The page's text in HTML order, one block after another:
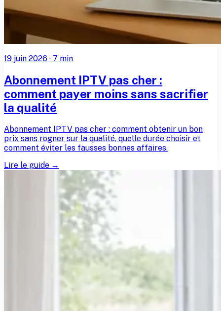
19 juin 2026 · 7 min
Abonnement IPTV pas cher :
comment payer moins sans sacrifier
la qualité
Abonnement IPTV pas cher : comment obtenir un bon
prix sans rogner sur la qualité, quelle durée choisir et
comment éviter les fausses bonnes affaires.
Lire le guide →